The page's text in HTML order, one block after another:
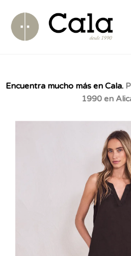
Encuentra mucho más en Cala.
1990 en